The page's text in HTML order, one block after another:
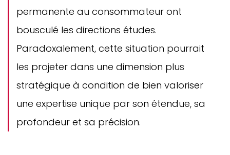
permanente au consommateur ont
bousculé les directions études.
Paradoxalement, cette situation pourrait
les projeter dans une dimension plus
stratégique à condition de bien valoriser
une expertise unique par son étendue, sa
profondeur et sa précision.